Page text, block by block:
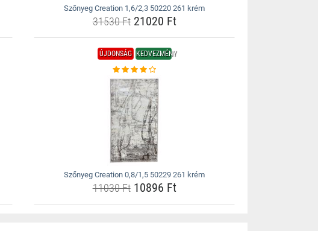
Szőnyeg Creation 1,6/2,3 50220 261 krém
31530 Ft21020 Ft
ÚJDONSÁG KEDVEZMÉNY
Szőnyeg Creation 0,8/1,5 50229 261 krém
11030 Ft10896 Ft